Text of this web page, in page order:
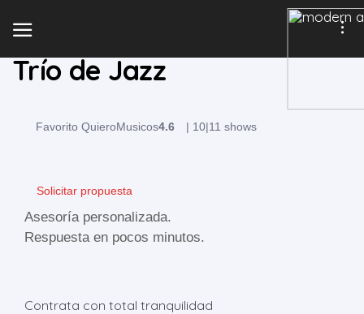
Trío de Jazz
Favorito QuieroMusicos4.6 | 10|11 shows
Solicitar propuesta
Asesoría personalizada.
Respuesta en pocos minutos.
Contrata con total tranquilidad